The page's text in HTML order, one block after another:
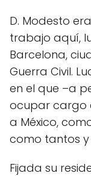
D. Modesto
trabajo aquí,
Barcelona,
Guerra Civil.
en el que –a
ocupar cargo
a México,
como tantos
Fijada su